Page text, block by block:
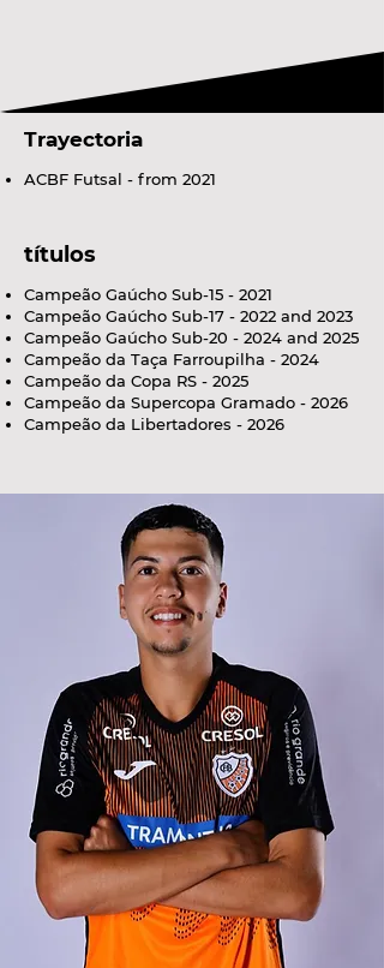
Trayectoria
ACBF Futsal - from 2021
títulos
Campeão Gaúcho Sub-15 - 2021
Campeão Gaúcho Sub-17 - 2022 and 2023
Campeão Gaúcho Sub-20 - 2024 and 2025
Campeão da Taça Farroupilha - 2024
Campeão da Copa RS - 2025
Campeão da Supercopa Gramado - 2026
Campeão da Libertadores - 2026